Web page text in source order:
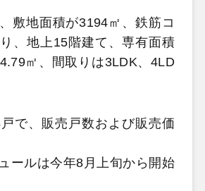
敷地面積が3194㎡、鉄筋コ
、地上15階建て、専有面積
㎡、間取りは3LDK、4LD
で、販売戸数および販売価
ールは今年8月上旬から開始